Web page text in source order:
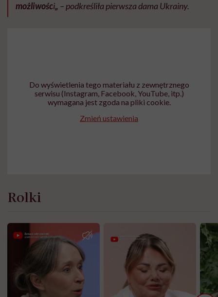
możliwości„ – podkreśliła pierwsza dama Ukrainy.
Do wyświetlenia tego materiału z zewnętrznego
serwisu (Instagram, Facebook, YouTube, itp.)
wymagana jest zgoda na pliki cookie.
Zmień ustawienia
Rolki